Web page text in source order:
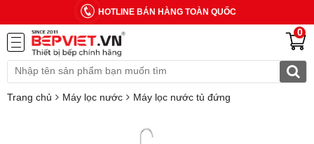
HOTLINE BÁN HÀNG TOÀN QUỐC
0
Trang chủ Máy lọc nước Máy lọc nước tủ đứng